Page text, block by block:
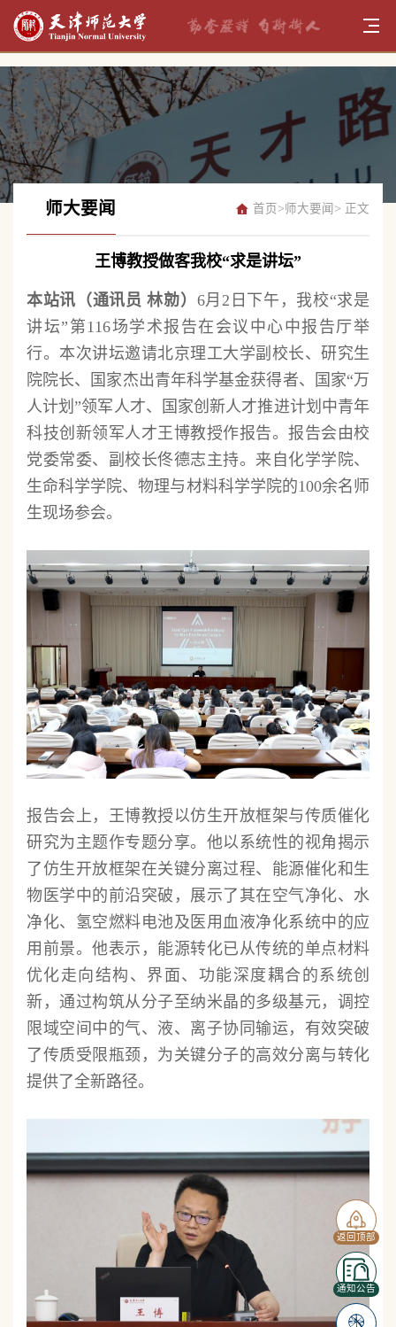
返回顶部
通知公告
师大要闻 首页 >师大要闻 > 正文
王博教授做客我校“求是讲坛”
本站讯（通讯员 林勍） 6月2日下午，我校“求是
讲坛”第116场学术报告在会议中心中报告厅举
行。本次讲坛邀请北京理工大学副校长、研究生
院院长、国家杰出青年科学基金获得者、国家“万
人计划”领军人才、国家创新人才推进计划中青年
科技创新领军人才王博教授作报告。报告会由校
党委常委、副校长佟德志主持。来自化学学院、
生命科学学院、物理与材料科学学院的100余名师
生现场参会。
报告会上，王博教授以仿生开放框架与传质催化
研究为主题作专题分享。他以系统性的视角揭示
了仿生开放框架在关键分离过程、能源催化和生
物医学中的前沿突破，展示了其在空气净化、水
净化、氢空燃料电池及医用血液净化系统中的应
用前景。他表示，能源转化已从传统的单点材料
优化走向结构、界面、功能深度耦合的系统创
新，通过构筑从分子至纳米晶的多级基元，调控
限域空间中的气、液、离子协同输运，有效突破
了传质受限瓶颈，为关键分子的高效分离与转化
提供了全新路径。